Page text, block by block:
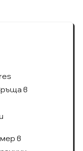
в
в